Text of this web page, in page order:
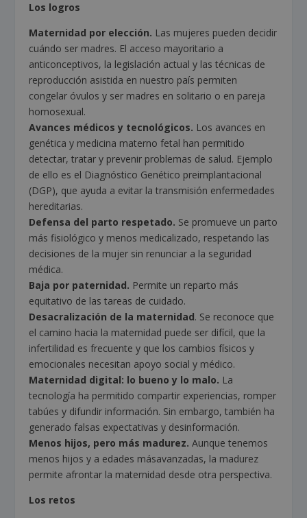
Los logros
Maternidad por elección. Las mujeres pueden decidir
cuándo ser madres. El acceso mayoritario a
anticonceptivos, la legislación actual y las técnicas de
reproducción asistida en nuestro país permiten
congelar óvulos y ser madres en solitario o en pareja
homosexual.
Avances médicos y tecnológicos. Los avances en
genética y medicina materno fetal han permitido
detectar, tratar y prevenir problemas de salud. Ejemplo
de ello es el Diagnóstico Genético preimplantacional
(DGP), que ayuda a evitar la transmisión enfermedades
hereditarias.
Defensa del parto respetado. Se promueve un parto
más fisiológico y menos medicalizado, respetando las
decisiones de la mujer sin renunciar a la seguridad
médica.
Baja por paternidad. Permite un reparto más
equitativo de las tareas de cuidado.
Desacralización de la maternidad. Se reconoce que
el camino hacia la maternidad puede ser difícil, que la
infertilidad es frecuente y que los cambios físicos y
emocionales necesitan apoyo social y médico.
Maternidad digital: lo bueno y lo malo. La
tecnología ha permitido compartir experiencias, romper
tabúes y difundir información. Sin embargo, también ha
generado falsas expectativas y desinformación.
Menos hijos, pero más madurez. Aunque tenemos
menos hijos y a edades másavanzadas, la madurez
permite afrontar la maternidad desde otra perspectiva.
Los retos